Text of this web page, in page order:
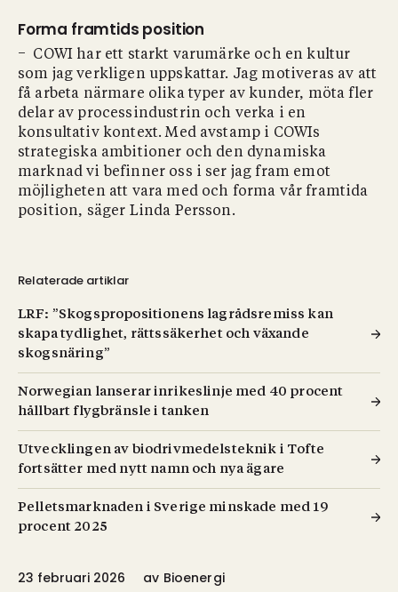
Forma framtids position
− COWI har ett starkt varumärke och en kultur
som jag verkligen uppskattar. Jag motiveras av att
få arbeta närmare olika typer av kunder, möta fler
delar av processindustrin och verka i en
konsultativ kontext. Med avstamp i COWIs
strategiska ambitioner och den dynamiska
marknad vi befinner oss i ser jag fram emot
möjligheten att vara med och forma vår framtida
position, säger Linda Persson.
Relaterade artiklar
LRF: ”Skogspropositionens lagrådsremiss kan
skapa tydlighet, rättssäkerhet och växande
skogsnäring”
Norwegian lanserar inrikeslinje med 40 procent
hållbart flygbränsle i tanken
Utvecklingen av biodrivmedelsteknik i Tofte
fortsätter med nytt namn och nya ägare
Pelletsmarknaden i Sverige minskade med 19
procent 2025
23 februari 2026 av Bioenergi